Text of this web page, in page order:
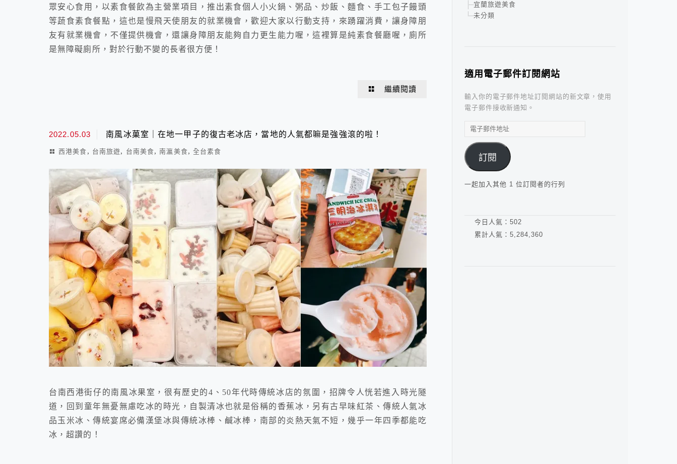
眾安心食用，以素食餐飲為主營業項目，推出素食個人小火鍋、粥品、炒飯、麵食、手工包子饅頭
等蔬食素食餐點，這也是慢飛天使朋友的就業機會，歡迎大家以行動支持，來踴躍消費，讓身障朋
友有就業機會，不僅提供機會，還讓身障朋友能夠自力更生能力喔，這裡算是純素食餐廳喔，廁所
是無障礙廁所，對於行動不變的長者很方便！
繼續閱讀
2022.05.03 南風冰菓室｜在地一甲子的復古老冰店，當地的人氣都嘛是強強滾的啦！
西港美食 , 台南旅遊, 台南美食,南瀛美食,全台素食
台南西港街仔的南風冰果室，很有歷史的4、50年代時傳統冰店的氛圍，招牌令人恍若進入時光隧
道，回到童年無憂無慮吃冰的時光，自製清冰也就是俗稱的香蕉冰，另有古早味紅茶、傳統人氣冰
品玉米冰、傳統宴席必備漢堡冰與傳統冰棒、鹹冰棒，南部的炎熱天氣不短，幾乎一年四季都能吃
冰，超讚的！
宜蘭旅遊美食
未分類
適用電子郵件訂閱網站
輸入你的電子郵件地址訂閱網站的新文章，使用
電子郵件接收新通知。
電
郵
件
地
址
訂閱
一起加入其他 1 位訂閱者的行列
今日人氣： 502
累計人氣： 5,284,360